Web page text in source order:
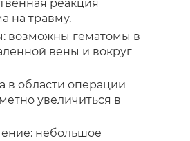
реакция
на травму.
возможны гематомы в
вены и вокруг
в области операции
увеличиться в
небольшое